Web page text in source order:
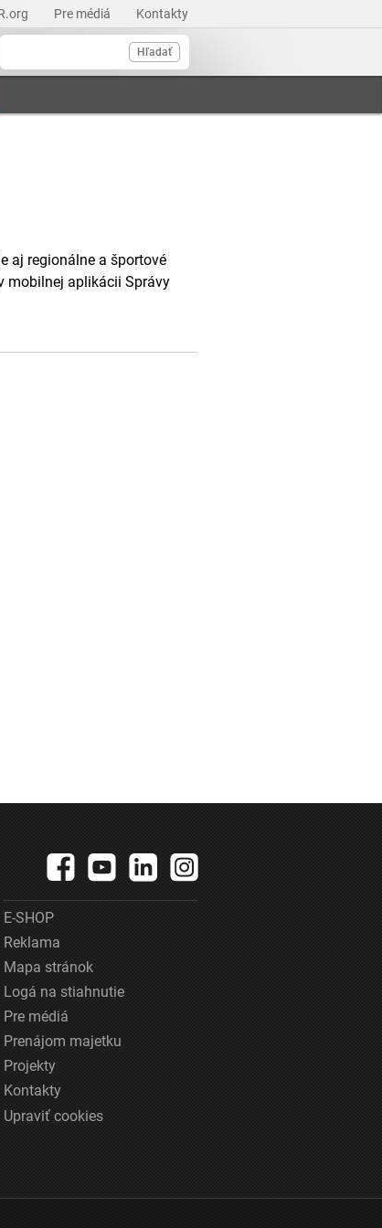
Pre médiá Kontakty
Hľadať
aj regionálne a športové
mobilnej aplikácii Správy
E-SHOP
Reklama
Mapa stránok
Logá na stiahnutie
Pre médiá
Prenájom majetku
Projekty
Kontakty
Upraviť cookies